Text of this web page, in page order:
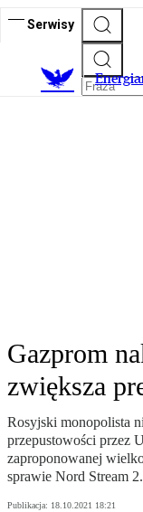
Serwisy
E
Gazprom
zwiększa
Rosyjski monopolista
przepustowości przez
zaproponowanej
sprawie Nord Stream
Publikacja: 18.10.2021 18:21